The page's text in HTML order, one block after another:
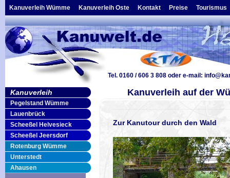
Kanuverleih Wümme Kanuverleih Oste Kontakt Preise Tourismus
Tel. 0160 / 606 3 808 oder e-mail:
Kanuverleih
Pegelstand Wümme
Lauenbrück
Scheeßel Helvesieck
Scheeßel Jeersdorf
Rotenburg Wümme
Unterstedt
Ahausen
Kanuverleih auf der
Zur Kanutour durch den Wald